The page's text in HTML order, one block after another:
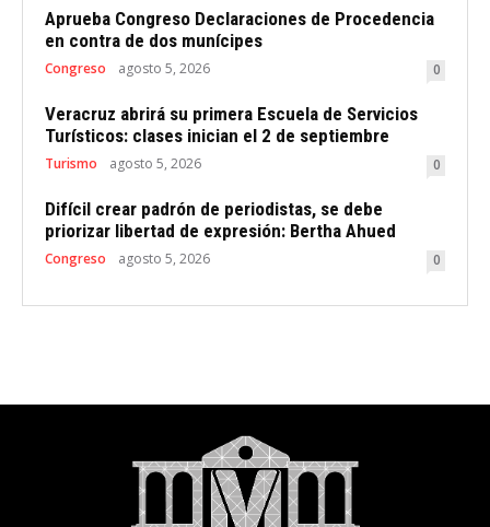
Aprueba Congreso Declaraciones de Procedencia
en contra de dos munícipes
Congreso agosto 5, 2026 0
Veracruz abrirá su primera Escuela de Servicios
Turísticos: clases inician el 2 de septiembre
Turismo agosto 5, 2026 0
Difícil crear padrón de periodistas, se debe
priorizar libertad de expresión: Bertha Ahued
Congreso agosto 5, 2026 0